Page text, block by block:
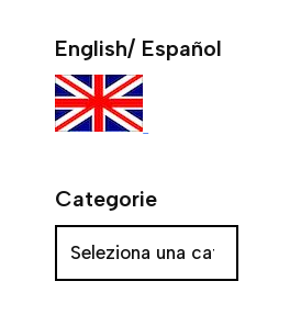
English/ Español
Categorie